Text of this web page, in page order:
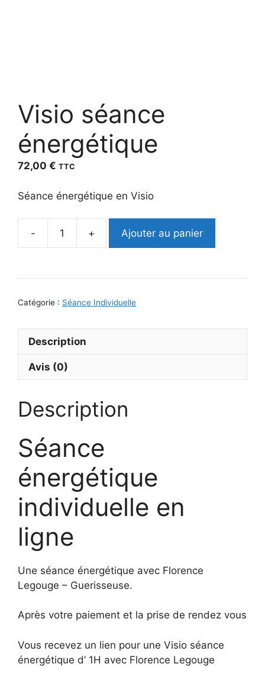
Visio séance
énergétique
72,00 € TTC
Séance énergétique en Visio
quantité
énergétique
Ajouter au panier
Catégorie : Séance Individuelle
Description
Avis (0)
Description
Séance
énergétique
individuelle en
ligne
Une séance énergétique avec Florence
Legouge – Guerisseuse.
Après votre paiement et la prise de rendez vous
Vous recevez un lien pour une Visio séance
énergétique d’ 1H avec Florence Legouge